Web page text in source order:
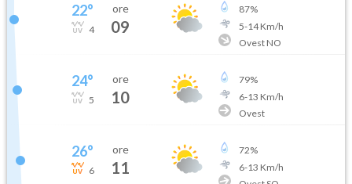
22°
4
ore
09
87%
5-14Km/h
Ovest NO
24°
5
ore
10
79%
6-13 Km/h
Ovest
26°
6
ore
11
72%
6-13 Km/h